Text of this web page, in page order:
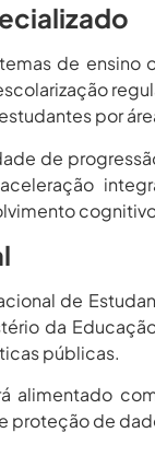
de
por
de
de
da
públicas.
alimentado
proteção de